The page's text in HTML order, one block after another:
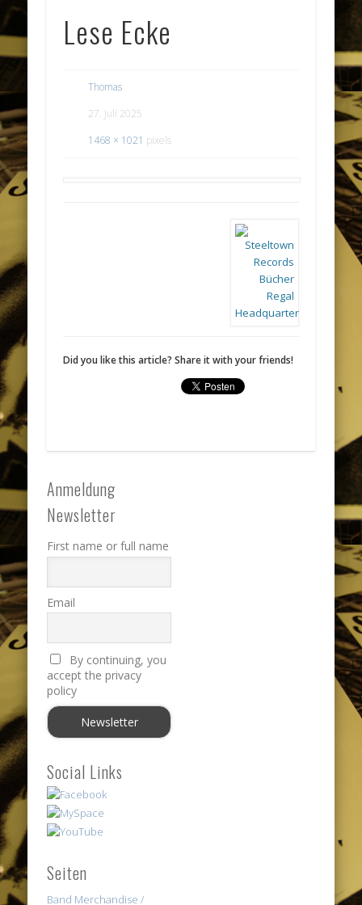
Lese Ecke
Thomas
27. Juli 2025
1468 × 1021 pixels
Did you like this article? Share it with your friends!
Anmeldung
Newsletter
First name or full name
Email
By continuing, you
accept the privacy
policy
Social Links
Seiten
Band Merchandise /